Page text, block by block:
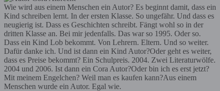
Wie wird aus einem Menschen ein Autor? Es beginnt damit, dass ein
Kind schreiben lernt. In der ersten Klasse. So ungefähr. Und dass es
neugierig ist. Dass es Geschichten schreibt. Fängt wohl so in der
dritten Klasse an. Bei mir jedenfalls. Das war so 1995. Oder so.
Dass ein Kind Lob bekommt. Von Lehrern. Eltern. Und so weiter.
Dafür danke ich. Und ist dann ein Kind Autor?Oder geht es weiter,
dass es Preise bekommt? Ein Schulpreis. 2004. Zwei Literaturwölfe.
2004 und 2006. Ist dann ein Cora Autor?Oder bin ich es erst jetzt?
Mit meinem Engelchen? Weil man es kaufen kann?Aus einem
Menschen wurde ein Autor. Egal wie.